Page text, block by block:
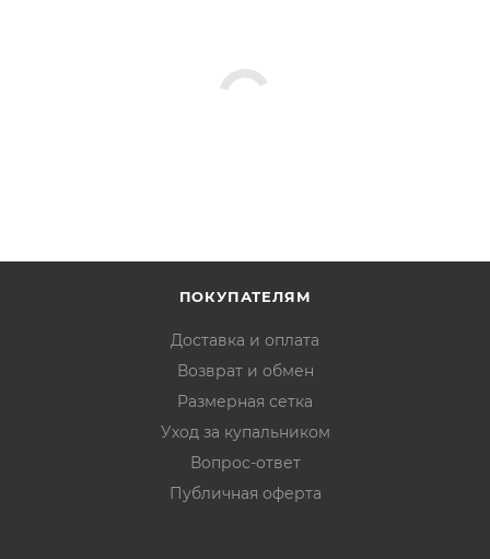
ПОКУПАТЕЛЯМ
Доставка и оплата
Возврат и обмен
Размерная сетка
Уход за купальником
Вопрос-ответ
Публичная оферта